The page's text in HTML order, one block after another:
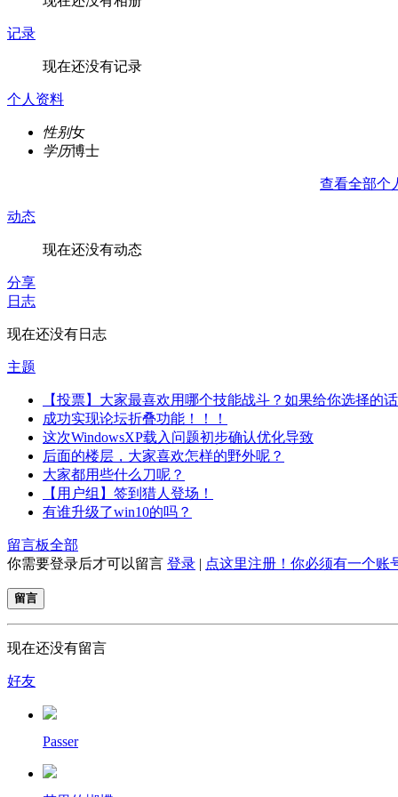
记录
现在还没有记录
个人资料
性别女
学历博士
查看全部个
动态
现在还没有动态
分享
日志
现在还没有日志
主题
【投票】大家最喜欢用哪个技能战斗？如果给你选择的话
成功实现论坛折叠功能！！！
这次WindowsXP载入问题初步确认优化导致
后面的楼层，大家喜欢怎样的野外呢？
大家都用些什么刀呢？
【用户组】签到猎人登场！
有谁升级了win10的吗？
留言板全部
你需要登录后才可以留言 登录 | 点这里注册！你必须有一个账
留言
现在还没有留言
好友
Passer